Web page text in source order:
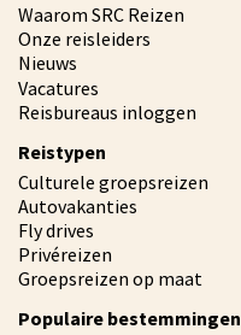
Waarom SRC Reizen
Onze reisleiders
Nieuws
Vacatures
Reisbureaus inloggen
Reistypen
Culturele groepsreizen
Autovakanties
Fly drives
Privéreizen
Groepsreizen op maat
Populaire bestemmingen